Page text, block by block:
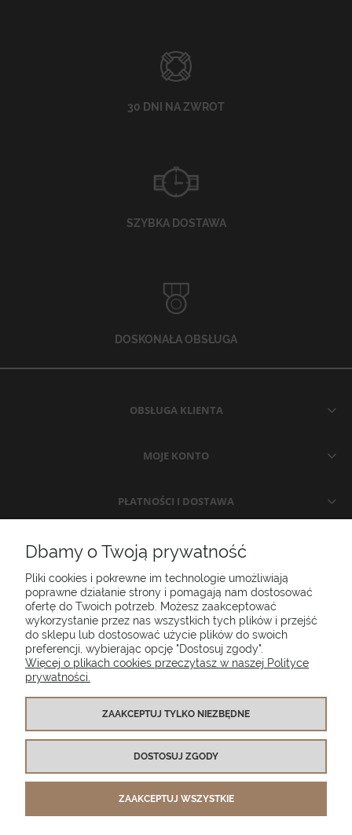
30 DNI NA ZWROT
SZYBKA DOSTAWA
DOSKONAŁA OBSŁUGA
OBSŁUGA KLIENTA
MOJE KONTO
PŁATNOŚCI I DOSTAWA
INFORMACJE
O NAS
Poduszki ogrodowe Setgarden.com | Lubelska 1A, 10-409 Olsztyn |
NIP: 7391986025
(+48) 885 281 885 biuro@setgarden.com
FACEBOOK PINTEREST
INSTAGRAM
Dbamy o Twoją prywatność
Pliki cookies i pokrewne im technologie umożliwiają
poprawne działanie strony i pomagają nam dostosować
ofertę do Twoich potrzeb. Możesz zaakceptować
wykorzystanie przez nas wszystkich tych plików i przejść
do sklepu lub dostosować użycie plików do swoich
preferencji, wybierając opcję "Dostosuj zgody".
Więcej o plikach cookies przeczytasz w naszej Polityce
prywatności.
ZAAKCEPTUJ TYLKO NIEZBĘDNE
DOSTOSUJ ZGODY
ZAAKCEPTUJ WSZYSTKIE